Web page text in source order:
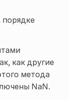
как другие
метода
NaN.